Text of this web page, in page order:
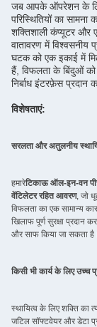
जब आपके ऑपरेशन के
परिस्थितियों का सामना
शक्तिशाली कंप्यूटर और
वातावरण में विश्वसनीय
घटक को एक इकाई में
हैं, विफलता के बिंदुओं
निर्बाध इंटरफ़ेस प्रदान
विशेषताएं:
सरलता और अतुलनीय
हमारेटिकाऊ ऑल-इन-वन
वेंटिलेटर रहित आवरण, जो
विफलता का एक सामान्य
खिलाफ पूर्ण सुरक्षा प्रदान
और साफ किया जा सकता
किसी भी कार्य के लिए उच्च
स्थायित्व के लिए शक्ति का
जटिल सॉफ्टवेयर और डेटा